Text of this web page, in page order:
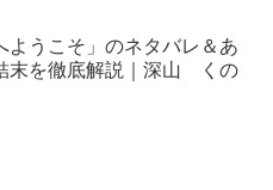
ようこそ」のネタバレ＆あ
末を徹底解説｜深山 くの